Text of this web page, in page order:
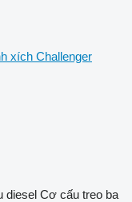
xích Challenger
diesel Cơ cấu treo ba